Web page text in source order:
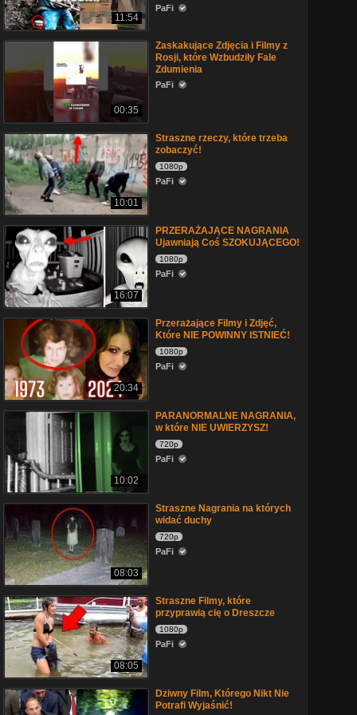
11:54
PaFi
00:35
Zaskakujące Zdjęcia i Filmy z
Rosji, które Wzbudziły Fale
Zdumienia
PaFi
10:01
Straszne rzeczy, które trzeba
zobaczyć!
1080p
PaFi
16:07
PRZERAŻAJĄCE NAGRANIA
Ujawniają Coś SZOKUJĄCEGO!
1080p
PaFi
20:34
Przerażające Filmy i Zdjęć,
Które NIE POWINNY ISTNIEĆ!
1080p
PaFi
10:02
PARANORMALNE NAGRANIA,
w które NIE UWIERZYSZ!
720p
PaFi
08:03
Straszne Nagrania na których
widać duchy
720p
PaFi
08:05
Straszne Filmy, które
przyprawią cię o Dreszcze
1080p
PaFi
Dziwny Film, Którego Nikt Nie
Potrafi Wyjaśnić!